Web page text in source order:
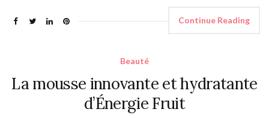
Continue Reading
Beauté
La mousse innovante et hydratante
d’Énergie Fruit